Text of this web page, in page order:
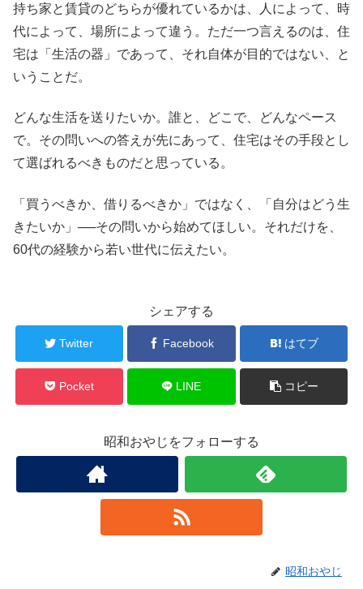
持ち家と賃貸のどちらが優れているかは、人によって、時
代によって、場所によって違う。ただ一つ言えるのは、住
宅は「生活の器」であって、それ自体が目的ではない、と
いうことだ。
どんな生活を送りたいか。誰と、どこで、どんなペース
で。その問いへの答えが先にあって、住宅はその手段とし
て選ばれるべきものだと思っている。
「買うべきか、借りるべきか」ではなく、「自分はどう生
きたいか」──その問いから始めてほしい。それだけを、
60代の経験から若い世代に伝えたい。
シェアする
Twitter Facebook はてブ
Pocket LINE コピー
昭和おやじをフォローする
昭和おやじ